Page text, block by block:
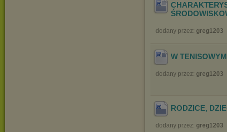
dodany przez: greg1203
W
dodany przez: greg1203
RODZICE,
dodany przez: greg1203